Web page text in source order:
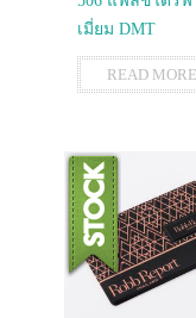
เมี่ยม DMT
READ MORE